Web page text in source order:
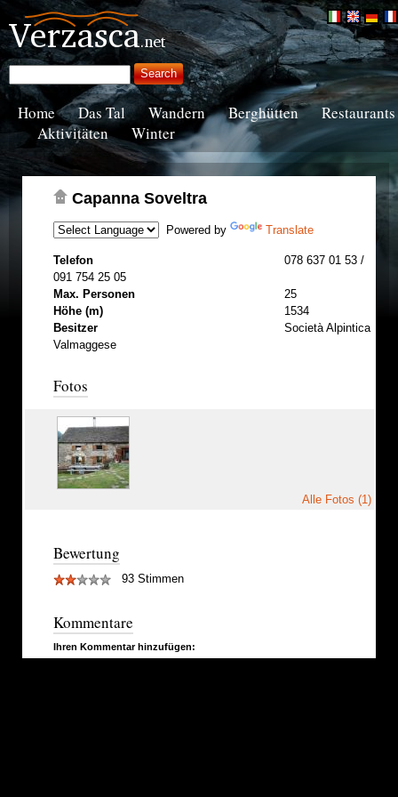
Home Das Tal Wandern Berghütten
Restaurants
Aktivitäten
Winter
Capanna Soveltra
Powered by Translate
Telefon
078 637 01 53 /
091 754 25 05
Max. Personen
25
Höhe (m)
1534
Besitzer
Società Alpintica
Valmaggese
Fotos
Alle Fotos (1)
Bewertung
93 Stimmen
Kommentare
Ihren Kommentar hinzufügen: